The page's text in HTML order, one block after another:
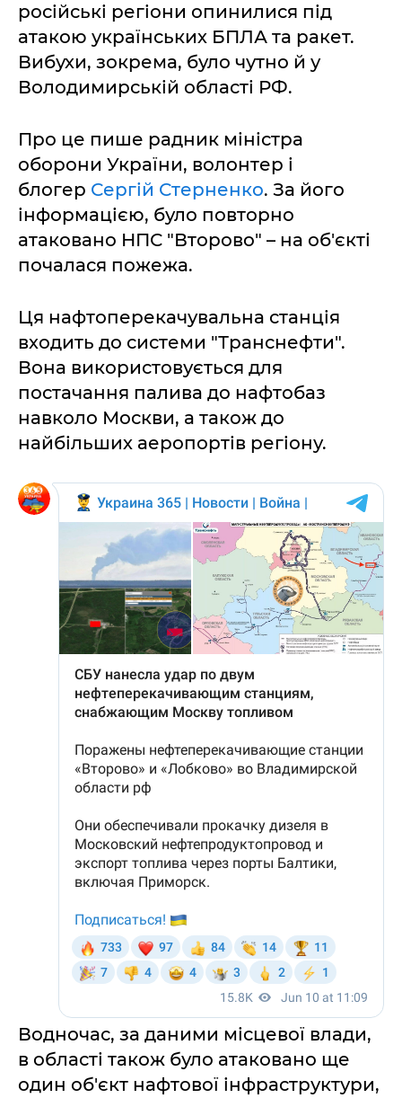
російські регіони опинилися під
атакою українських БПЛА та ракет.
Вибухи, зокрема, було чутно й у
Володимирській області РФ.
Про це пише радник міністра
оборони України, волонтер і
блогер Сергій Стерненко. За його
інформацією, було повторно
атаковано НПС "Второво" – на об'єкті
почалася пожежа.
Ця нафтоперекачувальна станція
входить до системи "Транснефти".
Вона використовується для
постачання палива до нафтобаз
навколо Москви, а також до
найбільших аеропортів регіону.
Водночас, за даними місцевої влади,
в області також було атаковано ще
один об'єкт нафтової інфраструктури,